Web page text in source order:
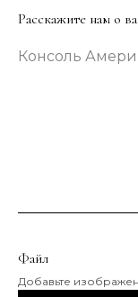
Расскажите нам о
Файл
Добавьте